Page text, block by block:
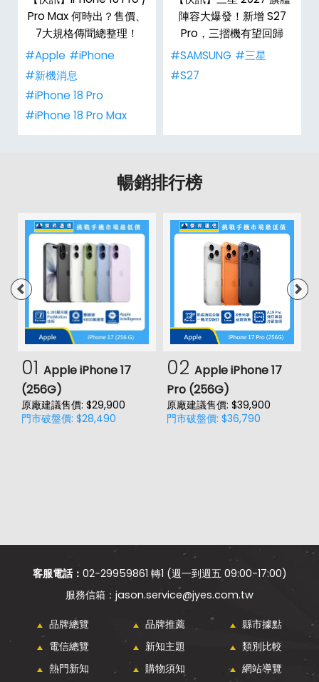
Pro Max 何時出？售價、
7大規格傳聞總整理！
#Apple #iPhone
#新機消息
#iPhone 18 Pro
#iPhone 18 Pro Max
陣容大爆發！新增 S27
Pro，三摺機有望回歸
#SAMSUNG #三星
#S27
暢銷排行榜
01 Apple iPhone 17
(256G)
原廠建議售價: $29,900
門市破盤價: $28,490
02 Apple iPhone 17
Pro (256G)
原廠建議售價: $39,900
門市破盤價: $36,790
客服電話： 02-29959861 轉1 (週一到週五 09:00-17:00)
jason.service@jyes.com.tw
品牌總覽 品牌推薦
縣市據點
電信總覽
新知主題
類別比較
熱門新知
購物須知 網站導覽